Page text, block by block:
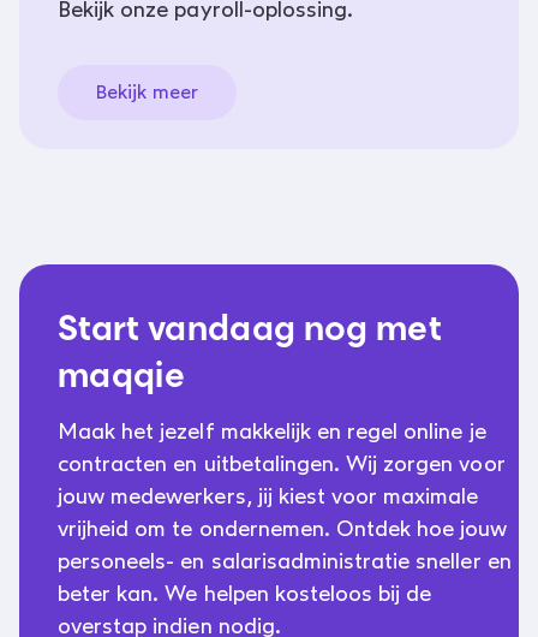
Bekijk onze payroll-oplossing.
Bekijk meer
Start vandaag nog met
maqqie
Maak het jezelf makkelijk en regel online je
contracten en uitbetalingen. Wij zorgen voor
jouw medewerkers, jij kiest voor maximale
vrijheid om te ondernemen. Ontdek hoe jouw
personeels- en salarisadministratie sneller en
beter kan. We helpen kosteloos bij de
overstap indien nodig.